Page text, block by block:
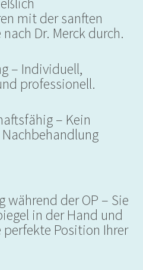
mit der sanften
Dr. Merck durch.
– Individuell,
professionell.
– Kein
der OP – Sie
in der Hand und
Position Ihrer